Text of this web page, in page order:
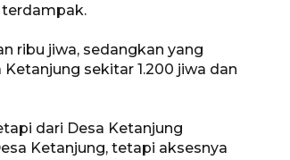
terdampak.
ribu jiwa, sedangkan yang
sekitar 1.200 jiwa dan
dari Desa Ketanjung
Ketanjung, tetapi aksesnya